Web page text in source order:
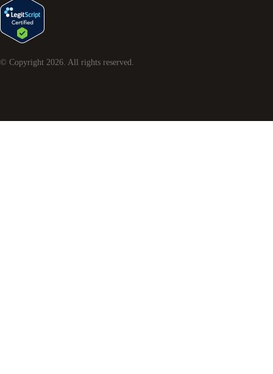
© Copyright 2026 . All rights reserved.